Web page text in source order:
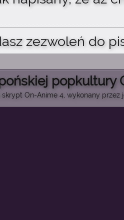
zezwoleń do
popkultury
On-Anime 4, wykonany przez